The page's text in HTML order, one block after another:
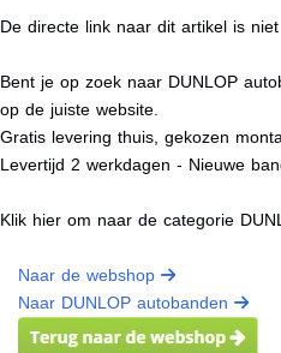
De directe link naar dit artikel is niet
Bent je op zoek naar DUNLOP
op de juiste website.
Gratis levering thuis, gekozen
Levertijd 2 werkdagen - Nieuwe
Klik hier om naar de categorie
Naar de webshop
Naar DUNLOP autobanden